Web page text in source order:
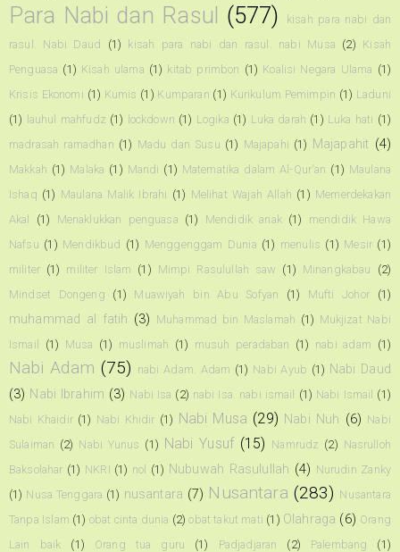
Para Nabi dan Rasul (577)
kisah para nabi dan
rasul. Nabi Daud
(1) kisah para nabi dan rasul. nabi Musa (2) Kisah
Penguasa (1) Kisah ulama (1) kitab primbon (1) Koalisi Negara Ulama (1)
Krisis Ekonomi (1) Kumis (1) Kumparan (1) Kurikulum Pemimpin (1) Laduni
(1) lauhul mahfudz (1) lockdown (1) Logika (1) Luka darah (1) Luka hati (1)
madrasah ramadhan (1) Madu dan Susu (1) Majapahi (1) Majapahit (4)
Makkah (1) Malaka (1) Mandi (1) Matematika dalam Al-Qur'an (1) Maulana
Ishaq (1) Maulana Malik Ibrahi (1) Melihat Wajah Allah (1) Memerdekakan
Akal
(1) Menaklukkan penguasa (1) Mendidik anak (1)
mendidik Hawa
Nafsu (1) Mendikbud (1) Menggenggam Dunia (1) menulis (1) Mesir (1)
militer (1) militer Islam (1) Mimpi Rasulullah saw (1) Minangkabau
(2)
Mindset Dongeng
(1) Muawiyah bin Abu Sofyan (1) Mufti Johor (1)
muhammad al fatih (3) Muhammad bin Maslamah (1) Mukjizat Nabi
Ismail
(1) Musa (1) muslimah (1) musuh peradaban (1) nabi adam (1)
Nabi Adam (75) nabi Adam. Adam (1) Nabi Ayub (1) Nabi Daud
(3) Nabi Ibrahim (3) Nabi Isa (2) nabi Isa. nabi ismail (1) Nabi Ismail (1)
Nabi Khaidir (1) Nabi Khidir (1) Nabi Musa (29) Nabi Nuh (6) Nabi
Sulaiman (2) Nabi Yunus (1) Nabi Yusuf (15) Namrudz (2) Nasrulloh
Baksolahar (1) NKRI (1) nol (1) Nubuwah Rasulullah (4) Nurudin Zanky
(1) Nusa Tenggara (1) nusantara (7) Nusantara (283) Nusantara
Tanpa Islam (1) obat cinta dunia (2) obat takut mati (1) Olahraga (6) Orang
Lain baik
(1) Orang tua guru (1) Padjadjaran (2) Palembang (1)